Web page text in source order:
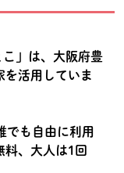
」は、大阪府豊
を活用していま
でも自由に利用
料、大人は1回